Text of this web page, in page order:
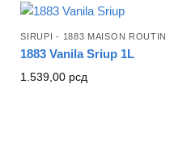
SIRUPI - 1883 MAISON ROUTIN
1883 Vanila Sriup 1L
1.539,00 рсд